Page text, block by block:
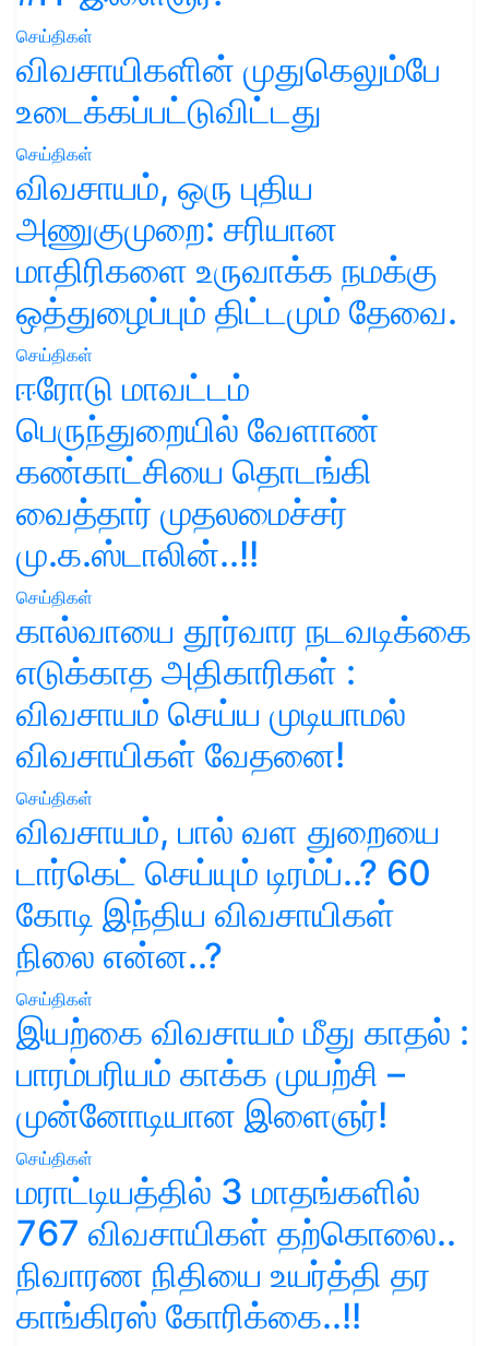
செய்திகள்
விவசாயிகளின் முதுகெலும்பே
உடைக்கப்பட்டுவிட்டது
செய்திகள்
விவசாயம், ஒரு புதிய
அணுகுமுறை: சரியான
மாதிரிகளை உருவாக்க நமக்கு
ஒத்துழைப்பும் திட்டமும் தேவை.
செய்திகள்
ஈரோடு மாவட்டம்
பெருந்துறையில் வேளாண்
கண்காட்சியை தொடங்கி
வைத்தார் முதலமைச்சர்
மு.க.ஸ்டாலின்..!!
செய்திகள்
கால்வாயை தூர்வார நடவடிக்கை
எடுக்காத அதிகாரிகள் :
விவசாயம் செய்ய முடியாமல்
விவசாயிகள் வேதனை!
செய்திகள்
விவசாயம், பால் வள துறையை
டார்கெட் செய்யும் டிரம்ப்..? 60
கோடி இந்திய விவசாயிகள்
நிலை என்ன..?
செய்திகள்
இயற்கை விவசாயம் மீது காதல் :
பாரம்பரியம் காக்க முயற்சி –
முன்னோடியான இளைஞர்!
செய்திகள்
மராட்டியத்தில் 3 மாதங்களில்
767 விவசாயிகள் தற்கொலை..
நிவாரண நிதியை உயர்த்தி தர
காங்கிரஸ் கோரிக்கை..!!